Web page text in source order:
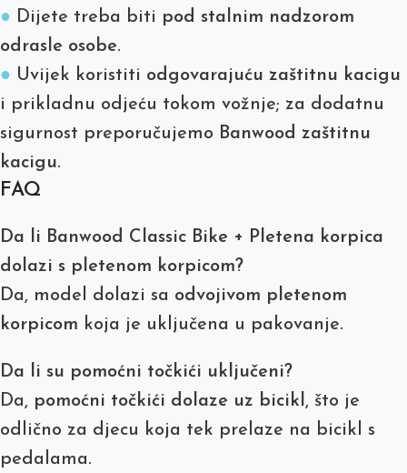
● Dijete treba biti pod stalnim nadzorom
odrasle osobe.
● Uvijek koristiti odgovarajuću zaštitnu kacigu
i prikladnu odjeću tokom vožnje; za dodatnu
sigurnost preporučujemo Banwood zaštitnu
kacigu.
FAQ
Da li Banwood Classic Bike + Pletena korpica
dolazi s pletenom korpicom?
Da, model dolazi sa odvojivom pletenom
korpicom koja je uključena u pakovanje.
Da li su pomoćni točkići uključeni?
Da, pomoćni točkići dolaze uz bicikl, što je
odlično za djecu koja tek prelaze na bicikl s
pedalama.